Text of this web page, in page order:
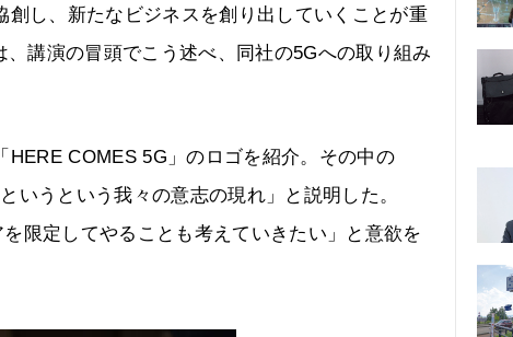
創し、新たなビジネスを創り出していくことが重
講演の冒頭でこう述べ、同社の5Gへの取り組み
COMES 5G」のロゴを紹介。その中の
いうという我々の意志の現れ」と説明した。
限定してやることも考えていきたい」と意欲を